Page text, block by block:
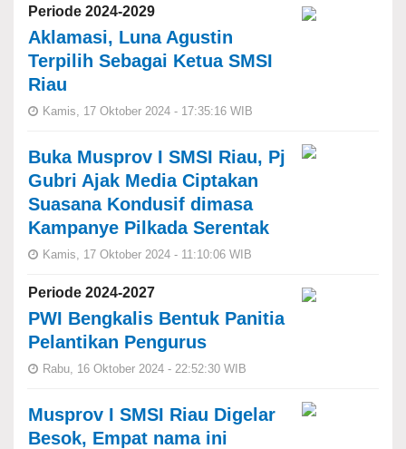
Periode 2024-2029
Aklamasi, Luna Agustin
Terpilih Sebagai Ketua SMSI
Riau
Kamis, 17 Oktober 2024 - 17:35:16 WIB
Buka Musprov I SMSI Riau, Pj
Gubri Ajak Media Ciptakan
Suasana Kondusif dimasa
Kampanye Pilkada Serentak
Kamis, 17 Oktober 2024 - 11:10:06 WIB
Periode 2024-2027
PWI Bengkalis Bentuk Panitia
Pelantikan Pengurus
Rabu, 16 Oktober 2024 - 22:52:30 WIB
Musprov I SMSI Riau Digelar
Besok, Empat nama ini